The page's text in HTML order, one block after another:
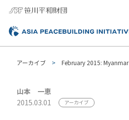
アーカイブ February 2015: Myanmar
山本 一恵
2015.03.01
アーカイブ